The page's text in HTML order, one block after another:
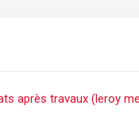
après travaux (leroy